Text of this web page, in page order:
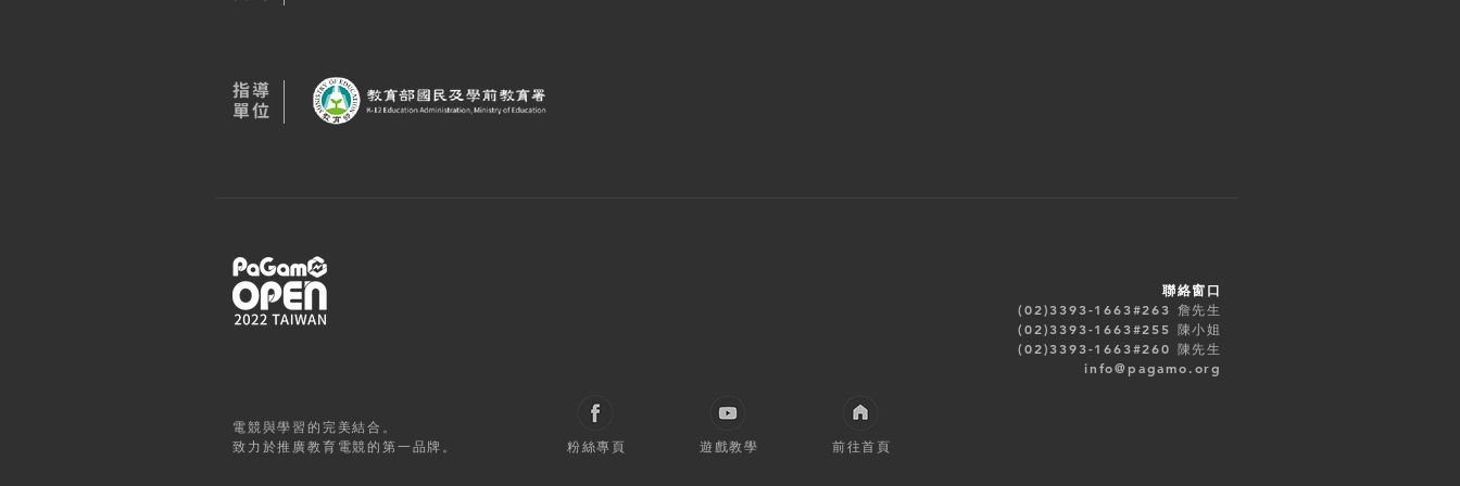
​指導
單位
聯絡窗口​
(02)3393-1663#263 詹先生
(02)3393-1663#255 陳小姐
(02)3393-1663#260 陳先生
info@pagamo.org
電競與學習的完美結合。
致力於推廣教育電競的第一品牌。
粉絲專頁 遊戲教學 前往首頁